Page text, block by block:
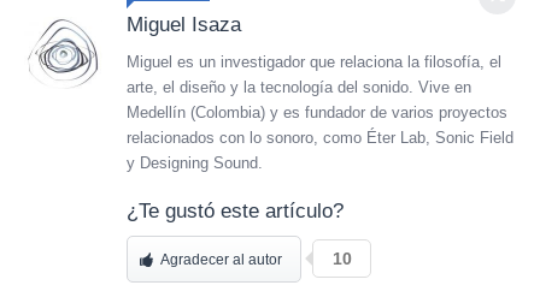
Miguel Isaza
Miguel es un investigador que relaciona la filosofía, el
arte, el diseño y la tecnología del sonido. Vive en
Medellín (Colombia) y es fundador de varios proyectos
relacionados con lo sonoro, como Éter Lab, Sonic Field
y Designing Sound.
¿Te gustó este artículo?
Agradecer al autor 10